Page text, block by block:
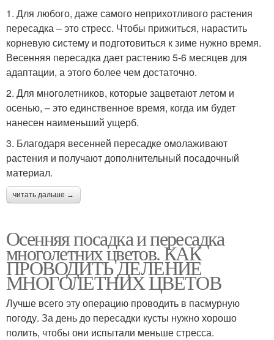
1. Для любого, даже самого неприхотливого растения
пересадка – это стресс. Чтобы прижиться, нарастить
корневую систему и подготовиться к зиме нужно время.
Весенняя пересадка дает растению 5-6 месяцев для
адаптации, а этого более чем достаточно.
2. Для многолетников, которые зацветают летом и
осенью, – это единственное время, когда им будет
нанесен наименьший ущерб.
3. Благодаря весенней пересадке омолаживают
растения и получают дополнительный посадочный
материал.
читать дальше →
Осенняя посадка и пересадка
многолетних цветов. КАК
ПРОВОДИТЬ ДЕЛЕНИЕ
МНОГОЛЕТНИХ ЦВЕТОВ
Лучше всего эту операцию проводить в пасмурную
погоду. За день до пересадки кусты нужно хорошо
полить, чтобы они испытали меньше стресса.